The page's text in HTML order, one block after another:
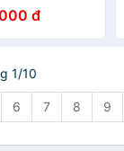
Chính Hãng
đ
1/10
6 7 8 9